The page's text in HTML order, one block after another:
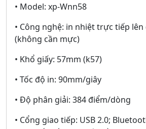
• Model: xp-Wnn58
• Công nghệ: in nhiệt trực tiếp
(không cần mực)
• Khổ giấy: 57mm (k57)
• Tốc độ in: 90mm/giây
• Độ phân giải: 384 điểm/dòng
• Cổng giao tiếp: USB 2.0;